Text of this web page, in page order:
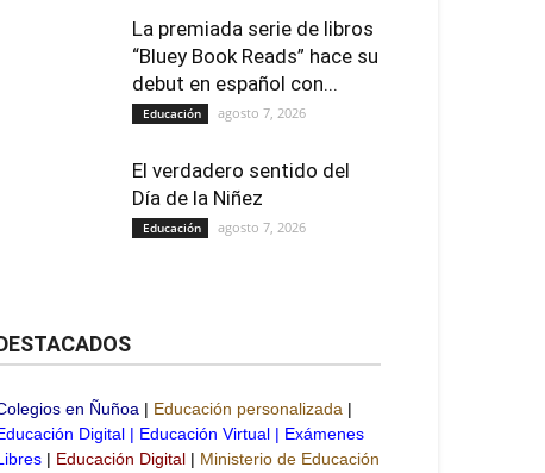
La premiada serie de libros
“Bluey Book Reads” hace su
debut en español con...
Educación agosto 7, 2026
El verdadero sentido del
Día de la Niñez
Educación agosto 7, 2026
en Ñuñoa | Educación personalizada |
Digital | Educación Virtual | Exámenes
| Educación Digital | Ministerio de Educación